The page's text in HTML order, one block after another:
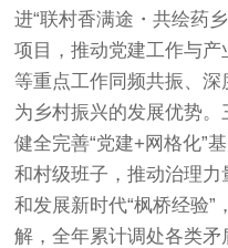
进“联村香满途・共绘药
项目，推动党建工作与
等重点工作同频共振、
为乡村振兴的发展优势。
健全完善“党建+网格化”
和村级班子，推动治理
和发展新时代“枫桥经验
解，全年累计调处各类